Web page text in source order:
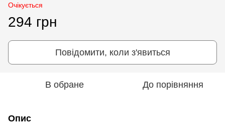
Очікується
294 грн
Повідомити, коли з'явиться
В обране До порівняння
Опис